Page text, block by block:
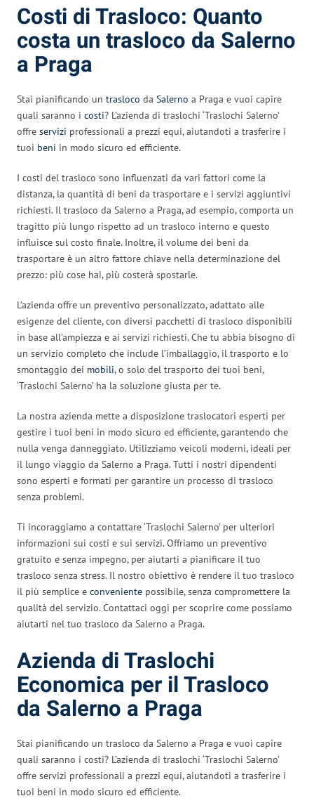
Costi di Trasloco: Quanto
costa un trasloco da Salerno
a Praga
Stai pianificando un trasloco da Salerno a Praga e vuoi capire
quali saranno i costi? L’azienda di traslochi ‘Traslochi Salerno’
offre servizi professionali a prezzi equi, aiutandoti a trasferire i
tuoi beni in modo sicuro ed efficiente.
I costi del trasloco sono influenzati da vari fattori come la
distanza, la quantità di beni da trasportare e i servizi aggiuntivi
richiesti. Il trasloco da Salerno a Praga, ad esempio, comporta un
tragitto più lungo rispetto ad un trasloco interno e questo
influisce sul costo finale. Inoltre, il volume dei beni da
trasportare è un altro fattore chiave nella determinazione del
prezzo: più cose hai, più costerà spostarle.
L’azienda offre un preventivo personalizzato, adattato alle
esigenze del cliente, con diversi pacchetti di trasloco disponibili
in base all’ampiezza e ai servizi richiesti. Che tu abbia bisogno di
un servizio completo che include l’imballaggio, il trasporto e lo
smontaggio dei mobili, o solo del trasporto dei tuoi beni,
‘Traslochi Salerno’ ha la soluzione giusta per te.
La nostra azienda mette a disposizione traslocatori esperti per
gestire i tuoi beni in modo sicuro ed efficiente, garantendo che
nulla venga danneggiato. Utilizziamo veicoli moderni, ideali per
il lungo viaggio da Salerno a Praga. Tutti i nostri dipendenti
sono esperti e formati per garantire un processo di trasloco
senza problemi.
Ti incoraggiamo a contattare ‘Traslochi Salerno’ per ulteriori
informazioni sui costi e sui servizi. Offriamo un preventivo
gratuito e senza impegno, per aiutarti a pianificare il tuo
trasloco senza stress. Il nostro obiettivo è rendere il tuo trasloco
il più semplice e conveniente possibile, senza compromettere la
qualità del servizio. Contattaci oggi per scoprire come possiamo
aiutarti nel tuo trasloco da Salerno a Praga.
Azienda di Traslochi
Economica per il Trasloco
da Salerno a Praga
Stai pianificando un trasloco da Salerno a Praga e vuoi capire
quali saranno i costi? L’azienda di traslochi ‘Traslochi Salerno’
offre servizi professionali a prezzi equi, aiutandoti a trasferire i
tuoi beni in modo sicuro ed efficiente.